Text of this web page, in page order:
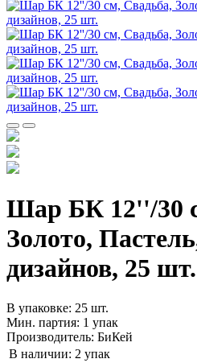
Шар БК 12''/30
Золото,
дизайнов, 25 шт.
В упаковке: 25 шт.
Мин. партия: 1 упак
Производитель: БиКей
В наличии: 2 упак